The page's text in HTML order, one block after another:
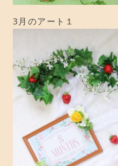
3月のアート１